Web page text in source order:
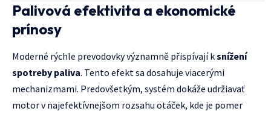
Palivová efektivita a ekonomické
prínosy
Moderné rýchle prevodovky významně přispívají ksnížení
spotreby paliva. Tento efekt sa dosahuje viacerými
mechanizmami. Predovšetkým, systém dokáže udržiavať
motor v najefektívnejšom rozsahu otáček, kde je pomer